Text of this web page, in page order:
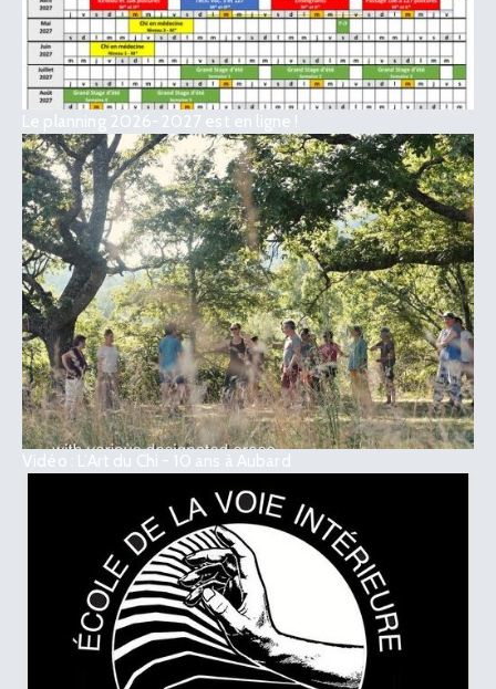
Le planning 2026-2027 est en ligne !
Vidéo : L’Art du Chi - 10 ans à Aubard